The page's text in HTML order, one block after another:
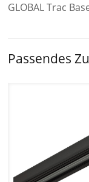
GLOBAL Trac
Passendes